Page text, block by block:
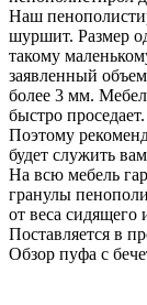
Наш
шуршит. Размер
такому
заявленный
более 3 мм.
быстро проседает.
Поэтому
будет служить
На всю мебель
гранулы
от веса сидящего
Поставляется в
Обзор пуфа с